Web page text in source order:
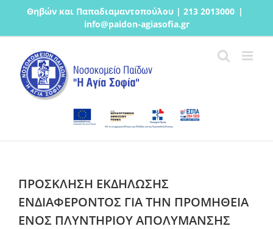
Μετάβαση
περιεχόμενο
Θηβών και Παπαδιαμαντοπούλου | 213 2013000 |
info@paidon-agiasofia.gr
ΠΡΟΣΚΛΗΣΗ ΕΚΔΗΛΩΣΗΣ
ΕΝΔΙΑΦΕΡΟΝΤΟΣ ΓΙΑ ΤΗΝ ΠΡΟΜΗΘΕΙΑ
ΕΝΟΣ ΠΛΥΝΤΗΡΙΟΥ ΑΠΟΛΥΜΑΝΣΗΣ